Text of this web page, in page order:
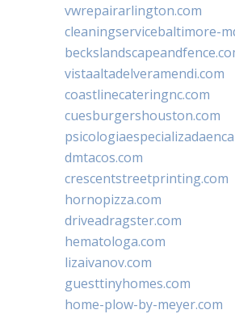
vwrepairarlington.com
cleaningservicebaltimore-
vistaaltadelveramendi.com
coastlinecateringnc.com
cuesburgershouston.com
dmtacos.com
crescentstreetprinting.com
hornopizza.com
driveadragster.com
hematologa.com
lizaivanov.com
guesttinyhomes.com
home-plow-by-meyer.com